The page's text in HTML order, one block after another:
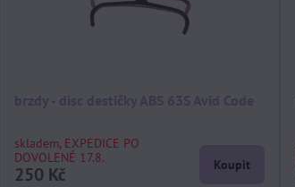
skladem, EXPEDICE PO
DOVOLENÉ 17.8.
250 Kč Koupit